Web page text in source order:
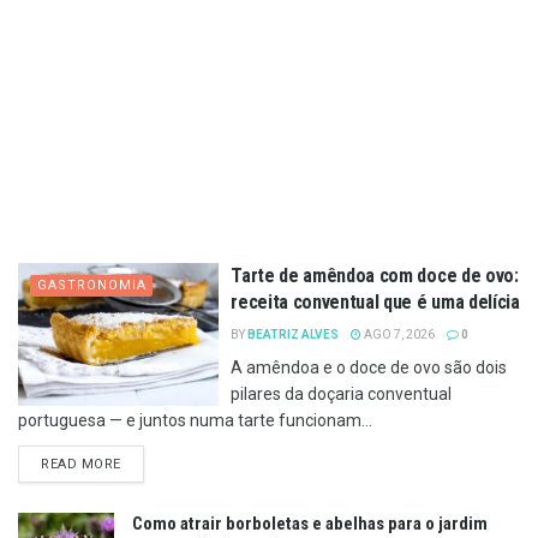
GASTRONOMIA
Tarte de amêndoa com doce de ovo:
receita conventual que é uma delícia
BY BEATRIZ ALVES AGO 7, 2026 0
A amêndoa e o doce de ovo são dois
pilares da doçaria conventual
portuguesa — e juntos numa tarte funcionam...
READ MOREDETAILS
Como atrair borboletas e abelhas para o jardim